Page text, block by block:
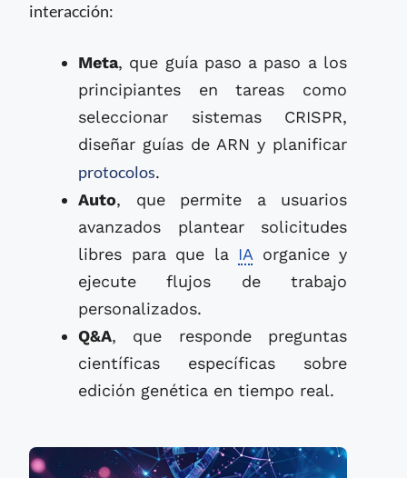
interacción:
Meta, que guía paso a paso a los
principiantes en tareas como
seleccionar sistemas CRISPR,
diseñar guías de ARN y planificar
protocolos.
Auto, que permite a usuarios
avanzados plantear solicitudes
libres para que la IA organice y
ejecute flujos de trabajo
personalizados.
Q&A, que responde preguntas
científicas específicas sobre
edición genética en tiempo real.